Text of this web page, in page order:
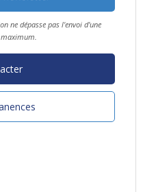
ne dépasse pas l'envoi d'une